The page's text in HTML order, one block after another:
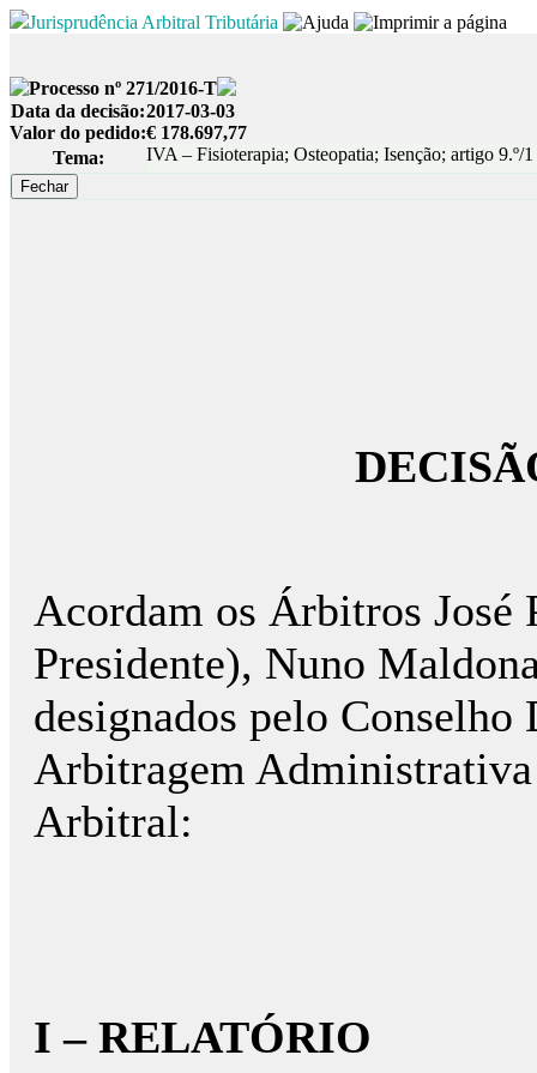
Jurisprudência Arbitral Tributária
Processo nº 271/2016-T
Data da decisão:2017-03-03
Valor do pedido:€ 178.697,77
Tema:
IVA – Fisioterapia; Osteopatia; Isenção; artigo 9.º/
Acordam os Árbitros
Presidente), Nuno
designados pelo
Arbitragem
Arbitral:
I – RELATÓRIO